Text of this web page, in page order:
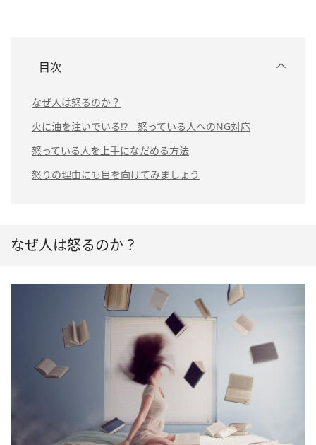
目次
なぜ人は怒るのか？
火に油を注いでいる!? 怒っている人へのNG対応
怒っている人を上手になだめる方法
怒りの理由にも目を向けてみましょう
なぜ人は怒るのか？